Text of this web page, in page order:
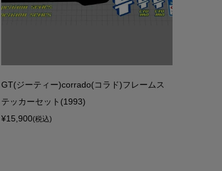
GT(ジーティー)corrado(コラド)フレームス
テッカーセット(1993)
¥15,900(税込)